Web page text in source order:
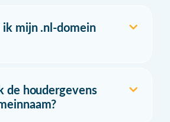
ik mijn .nl-domein
de houdergevens